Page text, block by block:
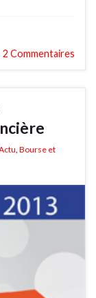
2 Commentaires
Bourse et